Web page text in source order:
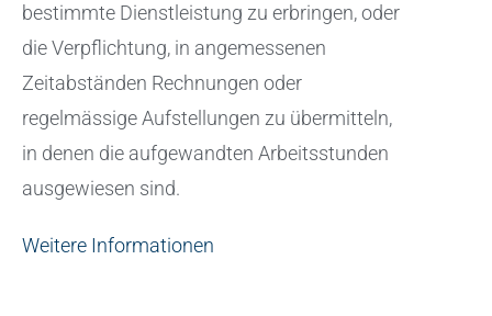
bestimmte Dienstleistung zu erbringen, oder
die Verpflichtung, in angemessenen
Zeitabständen Rechnungen oder
regelmässige Aufstellungen zu übermitteln,
in denen die aufgewandten Arbeitsstunden
ausgewiesen sind.
Weitere Informationen